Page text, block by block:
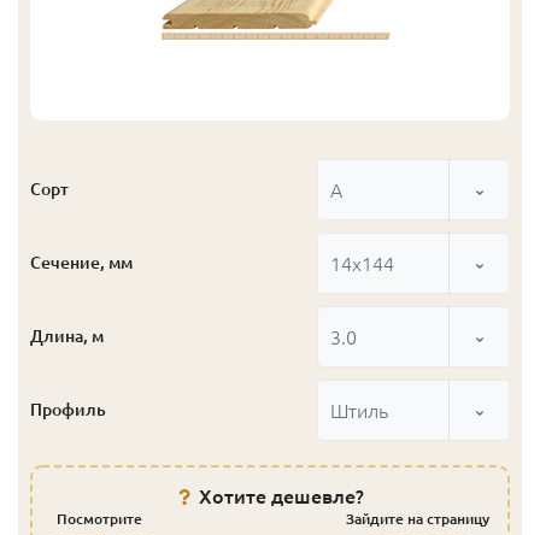
Сорт А
Сечение, мм 14x144
Длина, м 3.0
Профиль Штиль
Хотите дешевле?
Посмотрите
Зайдите на страницу